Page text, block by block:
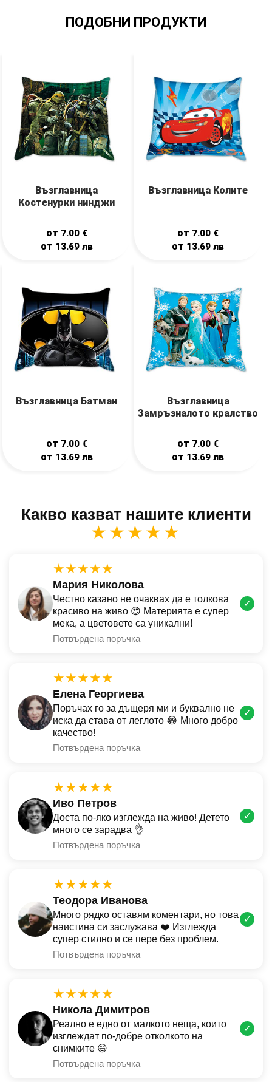
ПОДОБНИ ПРОДУКТИ
Възглавница
Костенурки нинджи
от 7.00 €
от 13.69 лв
Възглавница Колите
от 7.00 €
от 13.69лв
Възглавница Батман
от 7.00 €
от 13.69 лв
Възглавница
Замръзналото кралство
от 7.00 €
от 13.69лв
Какво казват нашите клиенти
★★★★★
★★★★★
Мария Николова
Честно казано не очаквах да е толкова
красиво на живо 😍 Материята е супер
мека, а цветовете са уникални!
Потвърдена поръчка
✓
★★★★★
Елена Георгиева
Поръчах го за дъщеря ми и буквално не
иска да става от леглото 😂 Много добро
качество!
Потвърдена поръчка
✓
★★★★★
Иво Петров
Доста по-яко изглежда на живо! Детето
много се зарадва 👌
Потвърдена поръчка
✓
★★★★★
Теодора Иванова
Много рядко оставям коментари, но това
наистина си заслужава ❤️ Изглежда
супер стилно и се пере без проблем.
Потвърдена поръчка
✓
★★★★★
Никола Димитров
Реално е едно от малкото неща, които
изглеждат по-добре отколкото на
снимките 😄
Потвърдена поръчка
✓